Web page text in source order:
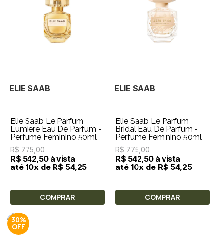
ELIE SAAB
Elie Saab Le Parfum
Lumiere Eau De Parfum -
Perfume Feminino 50ml
R$ 775,00
R$ 542,50 à vista
até 10x de R$ 54,25
COMPRAR
ELIE SAAB
Elie Saab Le Parfum
Bridal Eau De Parfum -
Perfume Feminino 50ml
R$ 775,00
R$ 542,50 à vista
até 10x de R$ 54,25
COMPRAR
30%